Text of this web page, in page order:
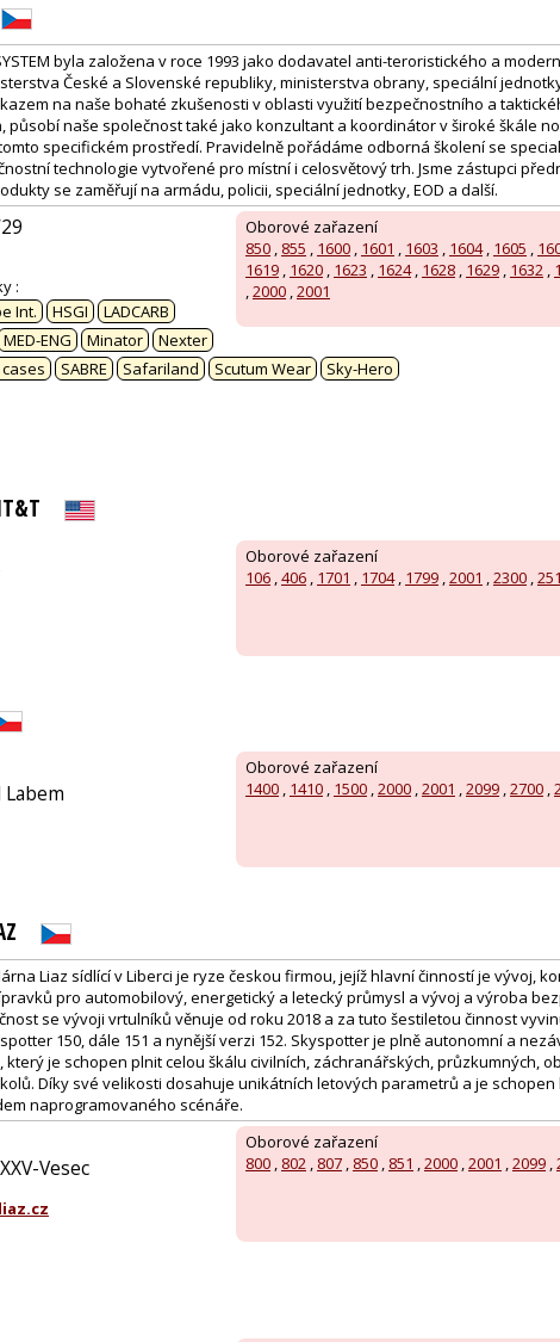
byla založena v roce 1993 jako dodavatel anti-teroristického a
České a Slovenské republiky, ministerstva obrany, speciální
na naše bohaté zkušenosti v oblasti využití bezpečnostního a
působí naše společnost také jako konzultant a koordinátor v široké škále
specifickém prostředí. Pravidelně pořádáme odborná školení se
technologie vytvořené pro místní i celosvětový trh. Jsme zástupci
se zaměřují na armádu, policii, speciální jednotky, EOD a další.
Oborové zařazení
850 , 855 , 1600 , 1601 , 1603 , 1604, 1605 ,
1619 , 1620 , 1623 , 1624, 1628 , 1629 , 1632 ,
,2000 ,2001
:
Int. HSGI
LADCARB
MED-ENG Minator
Nexter
SABRE Safariland Scutum Wear
Sky-Hero
Oborové zařazení
106 ,406 , 1701 , 1704, 1799 ,2001 ,2300 ,
Oborové zařazení
1400 , 1410 , 1500 ,2000 ,2001 ,2099 ,2700 ,
Labem
Liaz sídlící v Liberci je ryze českou firmou, jejíž hlavní činností je vývoj,
pro automobilový, energetický a letecký průmysl a vývoj a výroba
se vývoji vrtulníků věnuje od roku 2018 a za tuto šestiletou činnost
150, dále 151 a nynější verzi 152. Skyspotter je plně autonomní a
je schopen plnit celou škálu civilních, záchranářských, průzkumných,
Díky své velikosti dosahuje unikátních letových parametrů a je
naprogramovaného scénáře.
Oborové zařazení
800 , 802 , 807 , 850 , 851 ,2000 ,2001 ,2099 ,
Vesec